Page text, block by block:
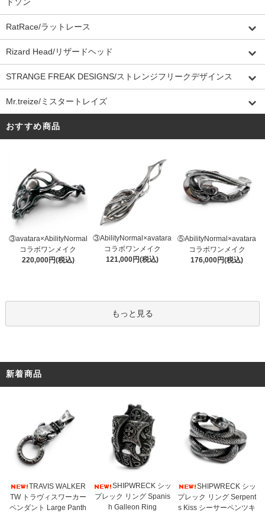
RatRace/ラットレース
Rizard Head/リザードヘッド
STRANGE FREAK DESIGNS/ストレンジフリークデザインス
Mr.treize/ミスタートレイズ
おすすめ商品
③avatara×AbilityNormal
コラボワンメイク
220,000円(税込)
③AbilityNormal×avatara
コラボワンメイク
121,000円(税込)
⑤AbilityNormal×avatara
コラボワンメイク
176,000円(税込)
もっと見る
新着商品
TRAVIS WALKER
TW トラヴィスワーカー
ペンダント Large Panth
SHIPWRECK シッ
プレック リング Spanis
h Galleon Ring
SHIPWRECK シッ
プレック リング Serpent
s Kiss シーサーペンツキ